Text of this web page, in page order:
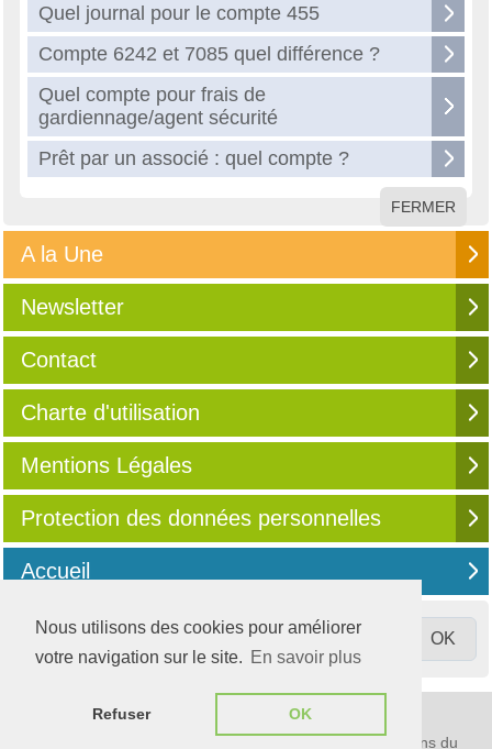
Nous utilisons des cookies pour améliorer
votre navigation sur le site. En savoir plus
Refuser OK
Quel journal pour le compte 455
Compte 6242 et 7085 quel différence ?
Quel compte pour frais de
gardiennage/agent sécurité
Prêt par un associé : quel compte ?
FERMER
A la Une
Newsletter
Contact
Charte d'utilisation
Mentions Légales
Protection des données personnelles
Accueil
© 2003-2026
S'informer, partager, évoluer
Média communautaire 100% digital destiné aux professions du